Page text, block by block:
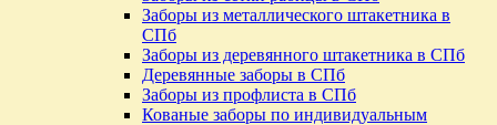
Заборы из металлического штакетника в
СПб
Заборы из деревянного штакетника в СПб
Деревянные заборы в СПб
Заборы из профлиста в СПб
Кованые заборы по индивидуальным